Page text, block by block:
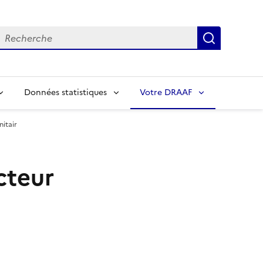
Recherche
Données statistiques Votre DRAAF